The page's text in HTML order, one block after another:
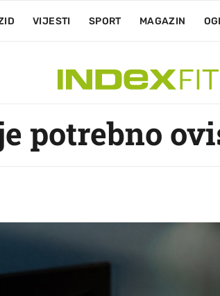
VIJESTI SPORT MAGAZIN
potrebno